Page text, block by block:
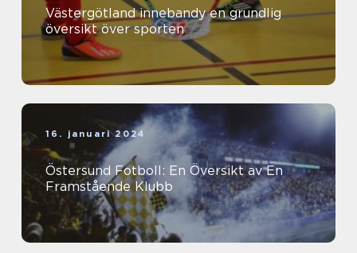
Västergötland innebandy en grundlig
översikt över sporten
16. januari 2024
Östersund Fotboll: En Översikt av En
Framstående Klubb